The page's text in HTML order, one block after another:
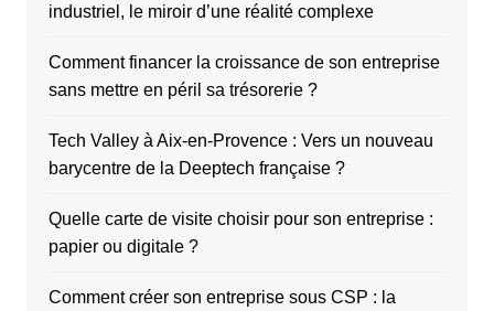
industriel, le miroir d’une réalité complexe
Comment financer la croissance de son entreprise
sans mettre en péril sa trésorerie ?
Tech Valley à Aix-en-Provence : Vers un nouveau
barycentre de la Deeptech française ?
Quelle carte de visite choisir pour son entreprise :
papier ou digitale ?
Comment créer son entreprise sous CSP : la